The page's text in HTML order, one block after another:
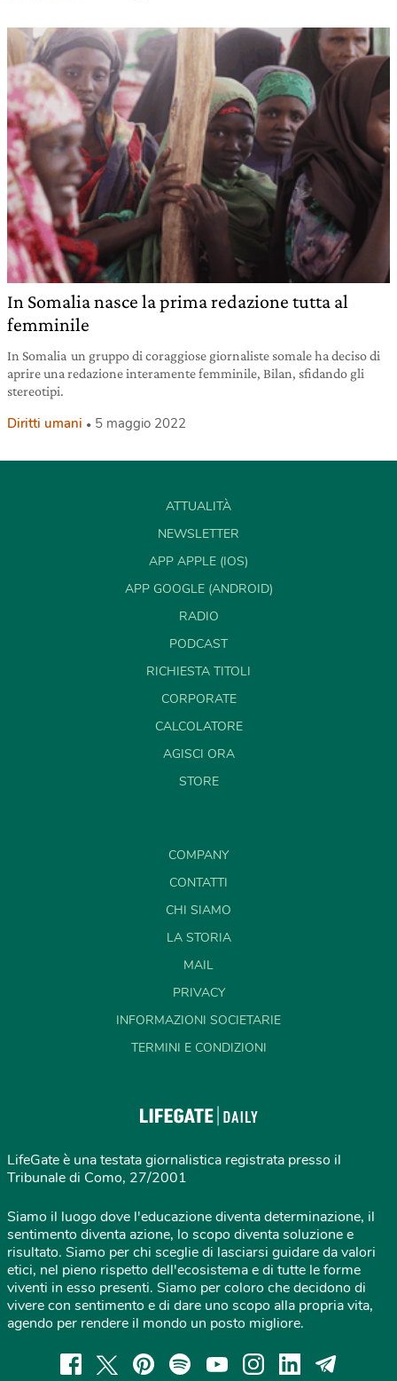
In Somalia nasce la prima redazione tutta al
femminile
In Somalia un gruppo di coraggiose giornaliste somale ha deciso di
aprire una redazione interamente femminile, Bilan, sfidando gli
stereotipi.
Diritti umani 5 maggio 2022
ATTUALITÀ
NEWSLETTER
APP APPLE (IOS)
APP GOOGLE (ANDROID)
RADIO
PODCAST
RICHIESTA TITOLI
CORPORATE
CALCOLATORE
AGISCI ORA
STORE
COMPANY
CONTATTI
CHI SIAMO
LA STORIA
MAIL
PRIVACY
INFORMAZIONI SOCIETARIE
TERMINI E CONDIZIONI
LifeGate è una testata giornalistica registrata presso il
Tribunale di Como, 27/2001
Siamo il luogo dove l'educazione diventa determinazione, il
sentimento diventa azione, lo scopo diventa soluzione e
risultato. Siamo per chi sceglie di lasciarsi guidare da valori
etici, nel pieno rispetto dell'ecosistema e di tutte le forme
viventi in esso presenti. Siamo per coloro che decidono di
vivere con sentimento e di dare uno scopo alla propria vita,
agendo per rendere il mondo un posto migliore.